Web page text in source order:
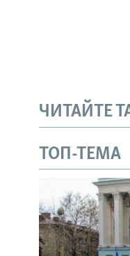
ЧИТАЙТЕ
ТОП-ТЕМА